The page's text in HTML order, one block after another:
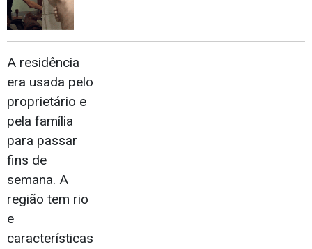
A residência
era usada pelo
proprietário e
pela família
para passar
fins de
semana. A
região tem rio
e
características